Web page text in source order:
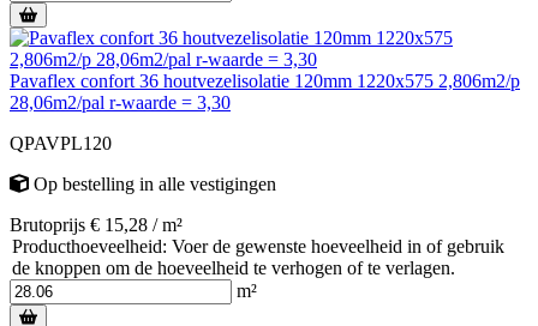
Pavaflex confort 36 houtvezelisolatie 120mm 1220x575 2,806m2/p
28,06m2/pal r-waarde = 3,30
QPAVPL120
Op bestelling in alle vestigingen
Brutoprijs € 15,28 / m²
Producthoeveelheid: Voer de gewenste hoeveelheid in of gebruik
de knoppen om de hoeveelheid te verhogen of te verlagen.
m²